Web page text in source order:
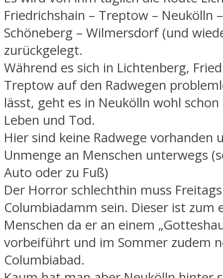
Friedrichshain – Treptow – Neukölln
Schöneberg – Wilmersdorf (und
zurückgelegt.
Während es sich in Lichtenberg,
Treptow auf den Radwegen
lässt, geht es in Neukölln wohl
Leben und Tod.
Hier sind keine Radwege vorhanden
Unmenge an Menschen unterwegs
Auto oder zu Fuß)
Der Horror schlechthin muss
Columbiadamm sein. Dieser ist zum
Menschen da er an einem
vorbeiführt und im Sommer zudem
Columbiabad.